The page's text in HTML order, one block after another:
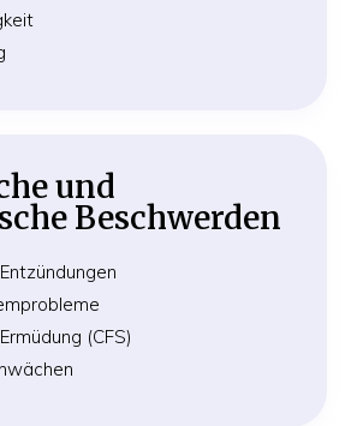
und
Beschwerden
(CFS)